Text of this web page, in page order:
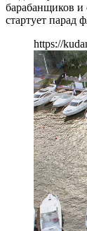
барабанщиков и
стартует парад
https://